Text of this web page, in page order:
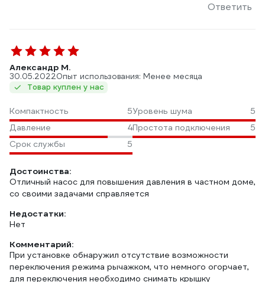
Ответить
Александр М.
30.05.2022Опыт использования: Менее месяца
Товар куплен у нас
Компактность 5Уровень шума
5
Давление
4Простота подключения
5
Срок службы
5
Достоинства:
Отличный насос для повышения давления в частном доме,
со своими задачами справляется
Недостатки:
Нет
Комментарий:
При установке обнаружил отсутствие возможности
переключения режима рычажком, что немного огорчает,
для переключения необходимо снимать крышку